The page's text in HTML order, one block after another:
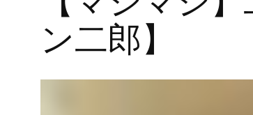
ン二郎】